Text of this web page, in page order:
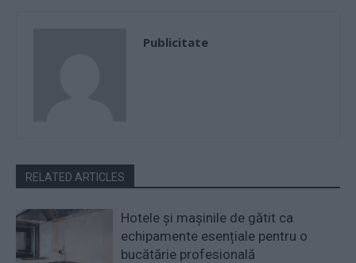
Publicitate
RELATED ARTICLES
Hotele și mașinile de gătit ca
echipamente esențiale pentru o
bucătărie profesională